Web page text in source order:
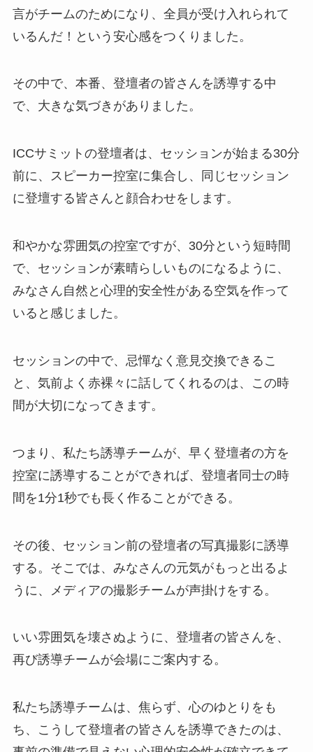
言がチームのためになり、全員が受け入れられて
いるんだ！という安心感をつくりました。
その中で、本番、登壇者の皆さんを誘導する中
で、大きな気づきがありました。
ICCサミットの登壇者は、セッションが始まる30分
前に、スピーカー控室に集合し、同じセッション
に登壇する皆さんと顔合わせをします。
和やかな雰囲気の控室ですが、30分という短時間
で、セッションが素晴らしいものになるように、
みなさん自然と心理的安全性がある空気を作って
いると感じました。
セッションの中で、忌憚なく意見交換できるこ
と、気前よく赤裸々に話してくれるのは、この時
間が大切になってきます。
つまり、私たち誘導チームが、早く登壇者の方を
控室に誘導することができれば、登壇者同士の時
間を1分1秒でも長く作ることができる。
その後、セッション前の登壇者の写真撮影に誘導
する。そこでは、みなさんの元気がもっと出るよ
うに、メディアの撮影チームが声掛けをする。
いい雰囲気を壊さぬように、登壇者の皆さんを、
再び誘導チームが会場にご案内する。
私たち誘導チームは、焦らず、心のゆとりをも
ち、こうして登壇者の皆さんを誘導できたのは、